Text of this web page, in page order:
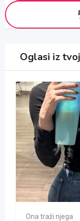
Oglasi iz
Ona traži njega